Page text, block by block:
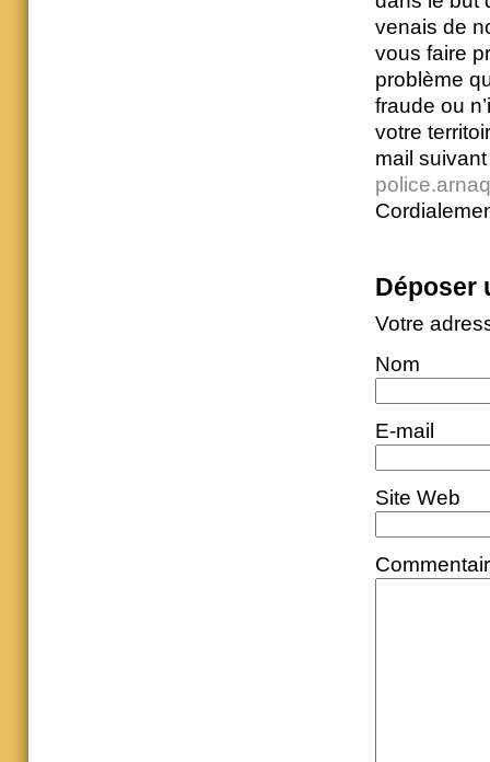
venais de
vous faire
problème
fraude ou
votre
mail
Déposer
Votre
Nom
E-mail
Site Web